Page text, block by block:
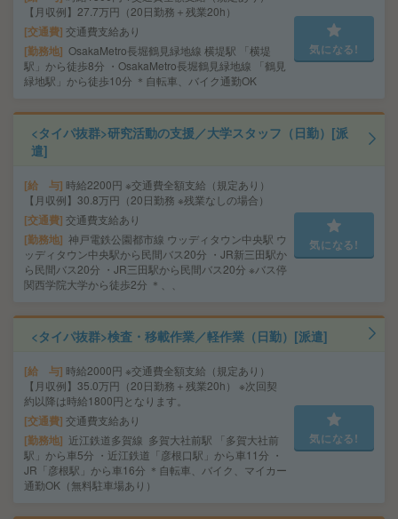
【月収例】27.7万円（20日勤務＋残業20h）
交通費 交通費支給あり
勤務地 OsakaMetro長堀鶴見緑地線 横堤駅 「横堤
駅」から徒歩8分 ・OsakaMetro長堀鶴見緑地線 「鶴見
緑地駅」から徒歩10分 ＊自転車、バイク通勤OK
気になる!
<タイパ抜群>研究活動の支援／大学スタッフ（日勤）[派
遣]
給 与 時給2200円 ※交通費全額支給（規定あり）
【月収例】30.8万円（20日勤務 ※残業なしの場合）
交通費 交通費支給あり
勤務地 神戸電鉄公園都市線 ウッディタウン中央駅 ウ
ッディタウン中央駅から民間バス20分 ・JR新三田駅か
ら民間バス20分 ・JR三田駅から民間バス20分 ※バス停
関西学院大学から徒歩2分 ＊、、
気になる!
<タイパ抜群>検査・移載作業／軽作業（日勤）[派遣]
給 与 時給2000円 ※交通費全額支給（規定あり）
【月収例】35.0万円（20日勤務＋残業20h） ※次回契
約以降は時給1800円となります。
交通費 交通費支給あり
勤務地
近江鉄道多賀線 多賀大社前駅 「多賀大社前
駅」から車5分 ・近江鉄道「彦根口駅」から車11分 ・
JR「彦根駅」から車16分 ＊自転車、バイク、マイカー
通勤OK（無料駐車場あり）
気になる!